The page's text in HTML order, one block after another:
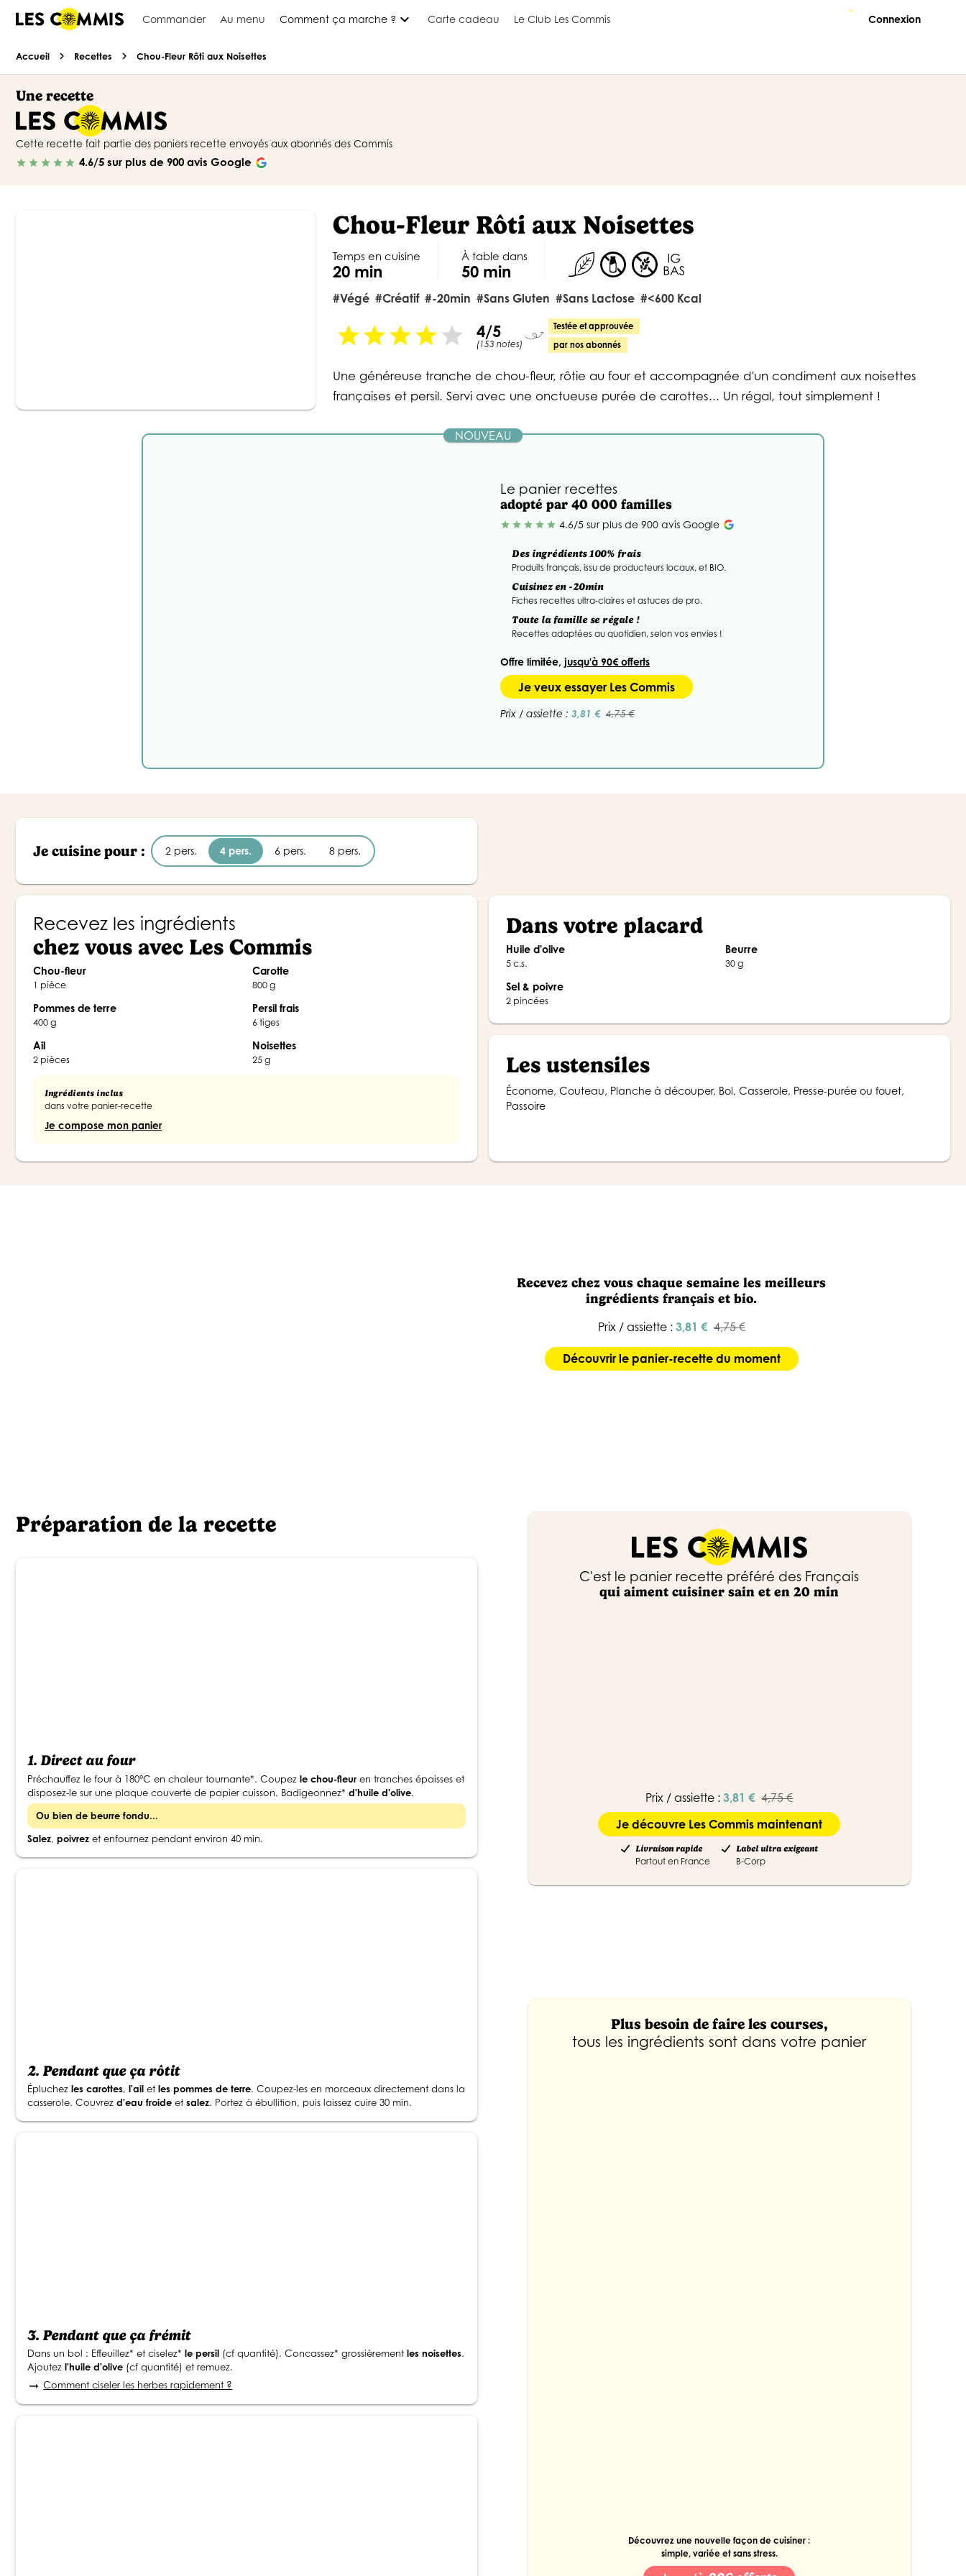
Commander Au menu Comment ça marche ? expand_more Carte cadeau Le Club Les Commis Connexion
Accueil chevron_right Recettes chevron_right Chou-Fleur Rôti aux Noisettes
Une recette
Cette recette fait partie des paniers recette envoyés aux abonnés des Commis
star star star star star 4.6/5 sur plus de 900 avis Google
Chou-Fleur Rôti aux Noisettes
Temps en cuisine
20 min
À table dans
50 min
#végé #créatif #-20min #sans Gluten #sans Lactose #<600 Kcal
starstarstarstarstar 4/5
(153 notes)
Testée et approuvée
par nos abonnés
Une généreuse tranche de chou-fleur, rôtie au four et accompagnée d'un condiment aux noisettes
françaises et persil. Servi avec une onctueuse purée de carottes... Un régal, tout simplement !
NOUVEAU
Le panier recettes
adopté par 40 000 familles
star star star star star 4.6/5 sur plus de 900 avis Google
Des ingrédients 100% frais
Produits français, issu de producteurs locaux, et BIO.
Cuisinez en -20min
Fiches recettes ultra-claires et astuces de pro.
Toute la famille se régale !
Recettes adaptées au quotidien, selon vos envies !
Offre limitée, jusqu'à 90€ offerts
Je veux essayer Les Commis
Prix / assiette : 3,81 € 4,75 €
Je cuisine pour : 2 pers. 4 pers. 6 pers. 8 pers.
Recevez les ingrédients
chez vous avec Les Commis
Chou-fleur
1 pièce
Carotte
800 g
Pommes de terre
400 g
Persil frais
6 tiges
Ail
2 pièces
Noisettes
25 g
Ingrédients inclus
dans votre panier-recette
Je compose mon panier
Dans votre placard
Huile d'olive
5 c.s.
Beurre
30 g
Sel & poivre
2 pincées
Les ustensiles
Économe, Couteau, Planche à découper, Bol, Casserole, Presse-purée ou fouet,
Passoire
Recevez chez vous chaque semaine les meilleurs
ingrédients français et bio.
Prix / assiette : 3,81 € 4,75 €
Découvrir le panier-recette du moment
Préparation de la recette
1. Direct au four
Préchauffez le four à 180°C en chaleur tournante*. Coupez le chou-fleur en tranches épaisses et
disposez-le sur une plaque couverte de papier cuisson. Badigeonnez* d'huile d'olive.
Ou bien de beurre fondu...
Salez, poivrez et enfournez pendant environ 40 min.
2. Pendant que ça rôtit
Épluchez les carottes, l'ail et les pommes de terre. Coupez-les en morceaux directement dans la
casserole. Couvrez d'eau froide et salez. Portez à ébullition, puis laissez cuire 30 min.
3. Pendant que ça frémit
Dans un bol : Effeuillez* et ciselez* le persil (cf quantité). Concassez* grossièrement les noisettes.
Ajoutez l'huile d'olive (cf quantité) et remuez.
arrow_right_alt Comment ciseler les herbes rapidement ?
C'est le panier recette préféré des Français
qui aiment cuisiner sain et en 20 min
Prix / assiette :3,81 € 4,75 €
Je découvre Les Commis maintenant
Livraison rapide
Partout en France
Label ultra exigeant
B-Corp
Plus besoin de faire les courses,
tous les ingrédients sont dans votre panier
Découvrez une nouvelle façon de cuisiner :
simple, variée et sans stress.